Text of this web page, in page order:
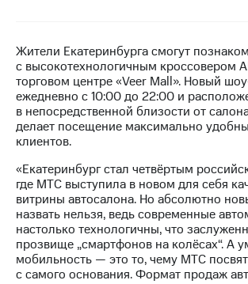
Контакты
Новости
в
регионе
и акционерам
управление
Корпоративный
секретарь
Раскрытие
информации
Информация
акционерам
Жители Екатеринбурга смогут
с высокотехнологичным кроссовером
торговом центре «Veer Mall». Новый
ежедневно с 10:00 до 22:00 и
в непосредственной близости от
делает посещение максимально
клиентов.
«Екатеринбург стал четвёртым
где МТС выступила в новом для себя
витрины автосалона. Но абсолютно
назвать нельзя, ведь современные
настолько технологичны, что
прозвище „смартфонов на колёсах“. А
мобильность — это то, чему МТС
с самого основания. Формат продаж